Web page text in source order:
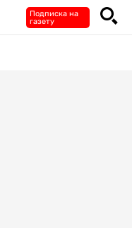
Подписка на
газету